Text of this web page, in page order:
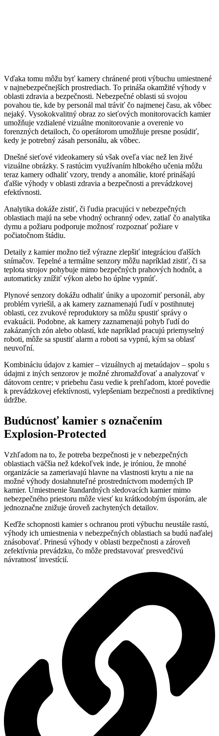
Vďaka tomu môžu byť kamery chránené proti výbuchu umiestnené
v najnebezpečnejších prostrediach. To prináša okamžité výhody v
oblasti zdravia a bezpečnosti. Nebezpečné oblasti sú svojou
povahou tie, kde by personál mal tráviť čo najmenej času, ak vôbec
nejaký. Vysokokvalitný obraz zo sieťových monitorovacích kamier
umožňuje vzdialené vizuálne monitorovanie a overenie vo
forenzných detailoch, čo operátorom umožňuje presne posúdiť,
kedy je potrebný zásah personálu, ak vôbec.
Dnešné sieťové videokamery sú však oveľa viac než len živé
vizuálne obrázky. S rastúcim využívaním hlbokého učenia môžu
teraz kamery odhaliť vzory, trendy a anomálie, ktoré prinášajú
ďalšie výhody v oblasti zdravia a bezpečnosti a prevádzkovej
efektívnosti.
Analytika dokáže zistiť, či ľudia pracujúci v nebezpečných
oblastiach majú na sebe vhodný ochranný odev, zatiaľ čo analytika
dymu a požiaru podporuje možnosť rozpoznať požiare v
počiatočnom štádiu.
Detaily z kamier možno tiež výrazne zlepšiť integráciou ďalších
snímačov. Tepelné a termálne senzory môžu napríklad zistiť, či sa
teplota strojov pohybuje mimo bezpečných prahových hodnôt, a
automaticky znížiť výkon alebo ho úplne vypnúť.
Plynové senzory dokážu odhaliť úniky a upozorniť personál, aby
problém vyriešil, a ak kamery zaznamenajú ľudí v postihnutej
oblasti, cez zvukové reproduktory sa môžu spustiť správy o
evakuácii. Podobne, ak kamery zaznamenajú pohyb ľudí do
zakázaných zón alebo oblastí, kde napríklad pracujú priemyselný
roboti, môže sa spustiť alarm a roboti sa vypnú, kým sa oblasť
neuvoľní.
Kombináciu údajov z kamier – vizuálnych aj metaúdajov – spolu s
údajmi z iných senzorov je možné zhromažďovať a analyzovať v
dátovom centre; v priebehu času vedie k prehľadom, ktoré povedie
k prevádzkovej efektívnosti, vylepšeniam bezpečnosti a prediktívnej
údržbe.
Budúcnosť kamier s označením
Explosion-Protected
Vzhľadom na to, že potreba bezpečnosti je v nebezpečných
oblastiach väčšia než kdekoľvek inde, je iróniou, že mnohé
organizácie sa zameriavajú hlavne na vlastnosti krytu a nie na
možné výhody dosiahnuteľné prostredníctvom moderných IP
kamier. Umiestnenie štandardných sledovacích kamier mimo
nebezpečného priestoru môže viesť ku krátkodobým úsporám, ale
jednoznačne znižuje úroveň zachytených detailov.
Keďže schopnosti kamier s ochranou proti výbuchu neustále rastú,
výhody ich umiestnenia v nebezpečných oblastiach sa budú naďalej
znásobovať. Prinesú výhody v oblasti bezpečnosti a zároveň
zefektívnia prevádzku, čo môže predstavovať presvedčivú
návratnosť investícií.